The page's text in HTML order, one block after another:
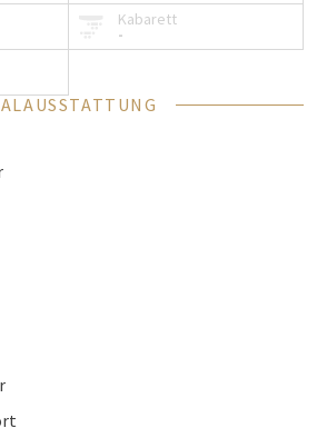
Kabarett
-